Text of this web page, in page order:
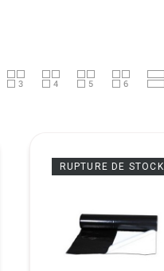
RUPTURE DE STOCK